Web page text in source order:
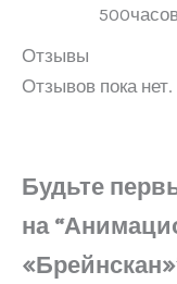
Отзывы
Отзывов пока нет.
Будьте
на